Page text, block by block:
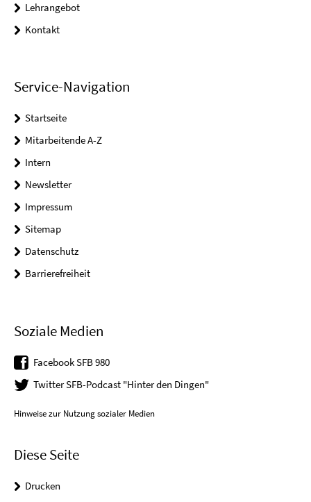
Lehrangebot
Kontakt
Service-Navigation
Startseite
Mitarbeitende A-Z
Intern
Newsletter
Impressum
Sitemap
Datenschutz
Barrierefreiheit
Soziale Medien
Facebook SFB 980
Twitter SFB-Podcast "Hinter den Dingen"
Hinweise zur Nutzung sozialer Medien
Diese Seite
Drucken